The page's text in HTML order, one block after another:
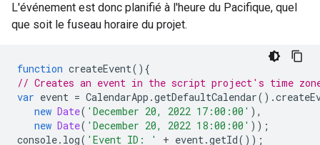
L'événement est donc planifié à l'heure du Pacifique, quel
que soit le fuseau horaire du projet.
function createEvent(){
// Creates an event in the script project's time
var event = CalendarApp .getDefaultCalendar().
new Date( 'December 20, 2022 17:00:00' ),
new Date( 'December 20, 2022 18:00:00' ));
console. log( 'Event ID: ' + event.getId());